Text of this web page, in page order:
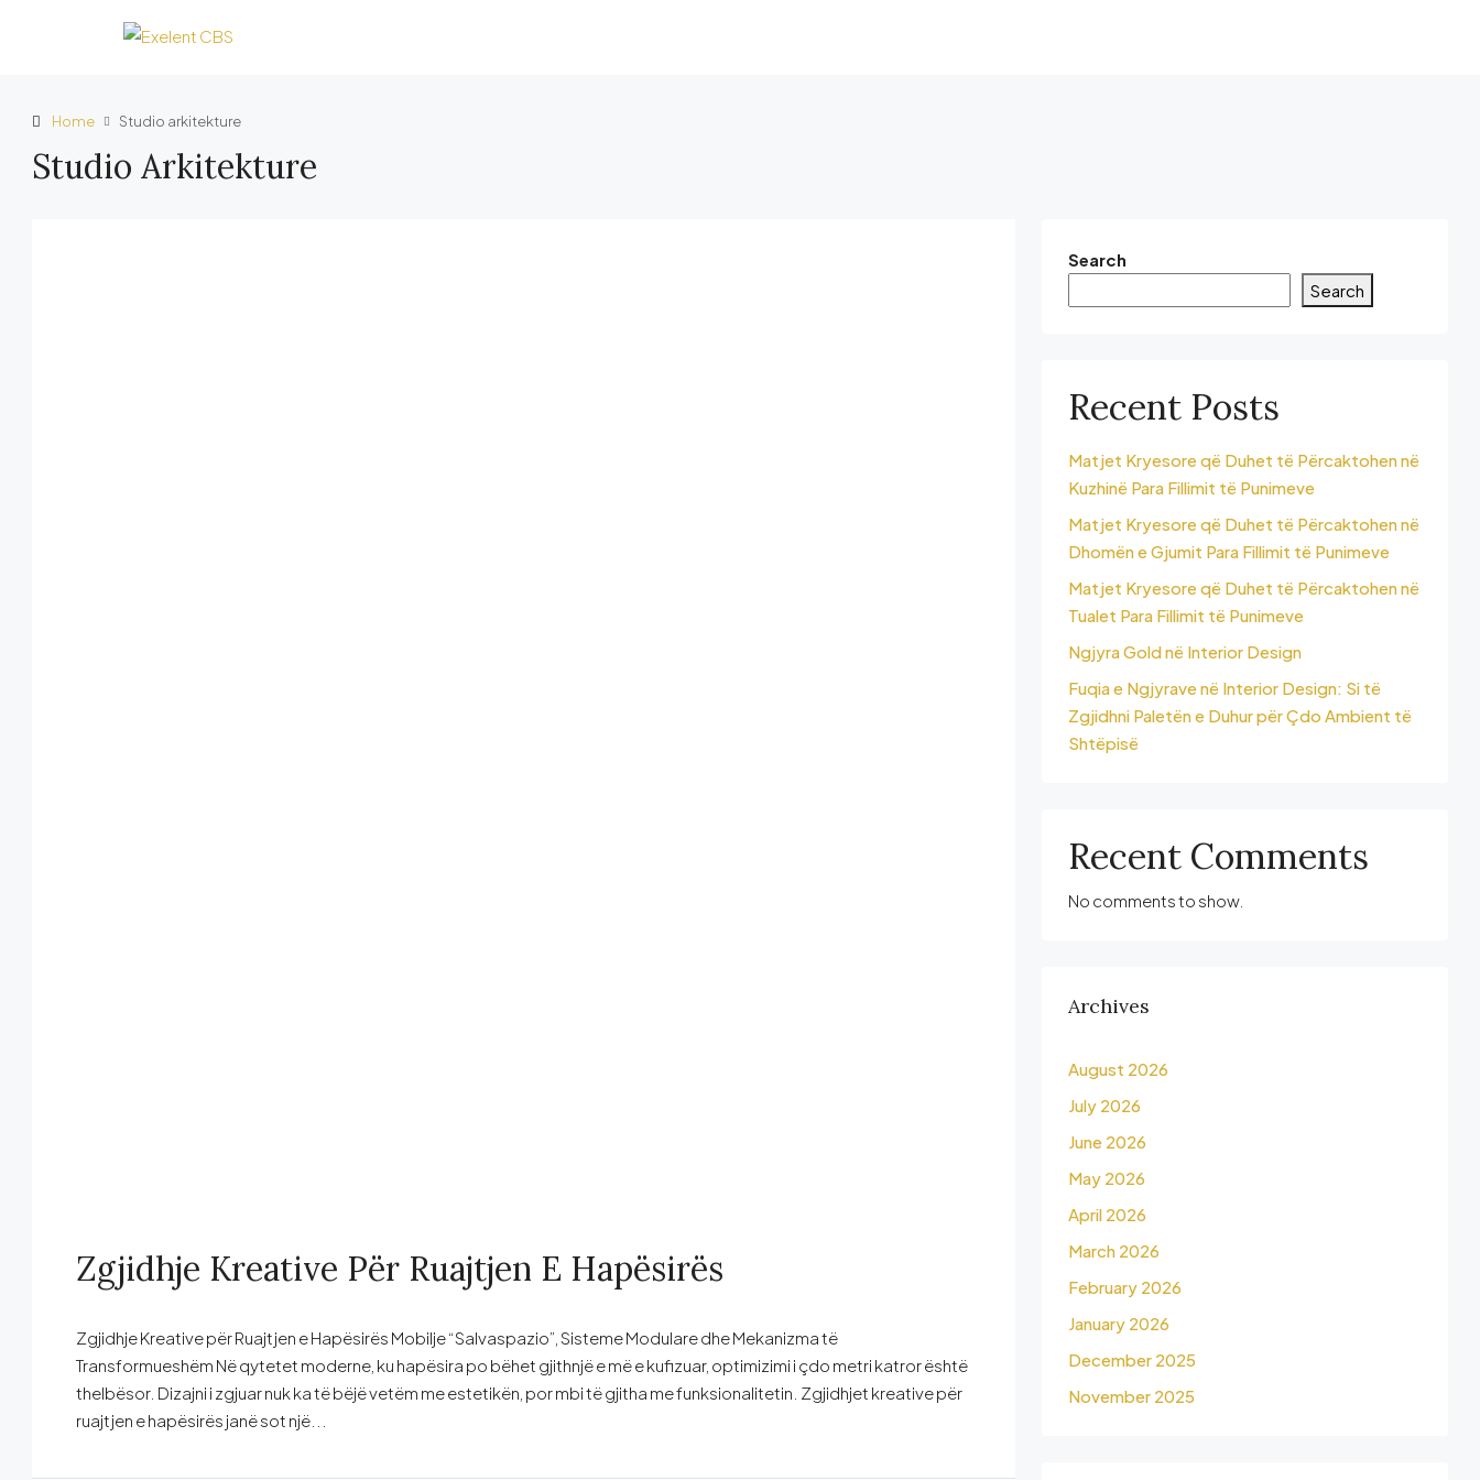
Home Studio arkitekture
Studio Arkitekture
Zgjidhje Kreative Për Ruajtjen E Hapësirës
Zgjidhje Kreative për Ruajtjen e Hapësirës Mobilje “Salvaspazio”, Sisteme Modulare dhe Mekanizma të
Transformueshëm Në qytetet moderne, ku hapësira po bëhet gjithnjë e më e kufizuar, optimizimi i çdo metri katror është
thelbësor. Dizajni i zgjuar nuk ka të bëjë vetëm me estetikën, por mbi të gjitha me funksionalitetin. Zgjidhjet kreative për
ruajtjen e hapësirës janë sot një...
Search
Search
Recent Posts
Matjet Kryesore që Duhet të Përcaktohen në
Kuzhinë Para Fillimit të Punimeve
Matjet Kryesore që Duhet të Përcaktohen në
Dhomën e Gjumit Para Fillimit të Punimeve
Matjet Kryesore që Duhet të Përcaktohen në
Tualet Para Fillimit të Punimeve
Ngjyra Gold në Interior Design
Fuqia e Ngjyrave në Interior Design: Si të
Zgjidhni Paletën e Duhur për Çdo Ambient të
Shtëpisë
Recent Comments
No comments to show.
Archives
August 2026
July 2026
June 2026
May 2026
April 2026
March 2026
February 2026
January 2026
December 2025
November 2025